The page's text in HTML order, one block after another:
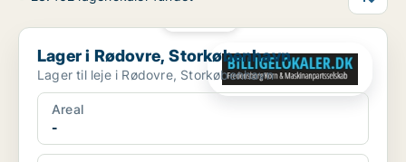
Lager i Rødovre, Storkøbenhavn
Lager i Rødovre, Storkøbenhavn
Lager til leje i Rødovre, Storkøbenhavn
Areal
-